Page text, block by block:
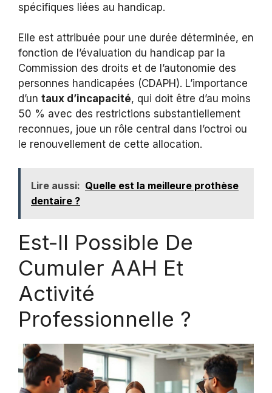
spécifiques liées au handicap.
Elle est attribuée pour une durée déterminée, en
fonction de l’évaluation du handicap par la
Commission des droits et de l’autonomie des
personnes handicapées (CDAPH). L’importance
d’un taux d’incapacité, qui doit être d’au moins
50 % avec des restrictions substantiellement
reconnues, joue un rôle central dans l’octroi ou
le renouvellement de cette allocation.
Lire aussi: Quelle est la meilleure prothèse
dentaire ?
Est-Il Possible De
Cumuler AAH Et
Activité
Professionnelle ?